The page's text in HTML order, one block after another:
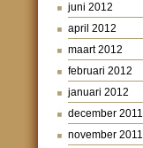
juni 2012
april 2012
maart 2012
februari 2012
januari 2012
december 2011
november 2011